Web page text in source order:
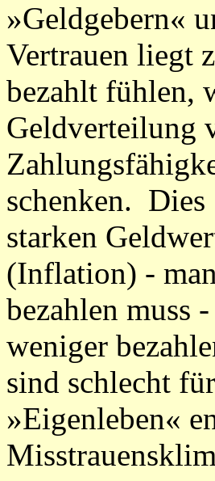
»Geldgebern«
Vertrauen liegt
bezahlt fühlen,
Geldverteilung
schenken.
starken
(Inflation) -
bezahlen muss
weniger
sind schlecht
»Eigenleben«